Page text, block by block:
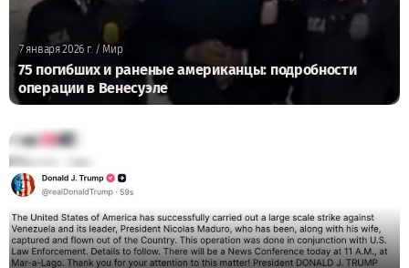
7 января 2026 г. / Мир
75 погибших и раненые американцы: подробности
операции в Венесуэле